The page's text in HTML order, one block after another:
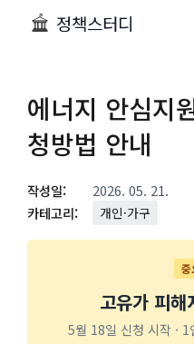
정책스터디
에너지 안심지
청방법 안내
작성일:
2026. 05. 21.
카테고리:
개인·가구
중
고유가 피
5월 18일 신청 시작 ·